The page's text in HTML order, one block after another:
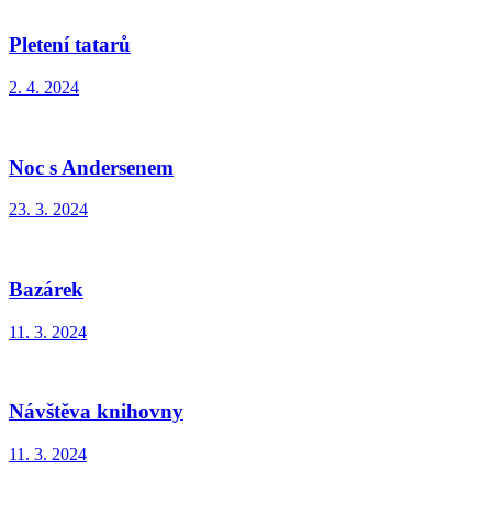
Pletení tatarů
2. 4. 2024
Noc s Andersenem
23. 3. 2024
Bazárek
11. 3. 2024
Návštěva knihovny
11. 3. 2024